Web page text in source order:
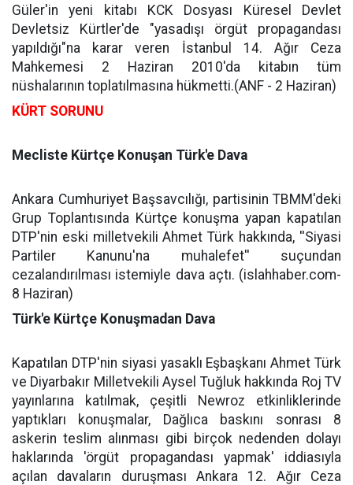
Güler'in yeni kitabı KCK Dosyası Küresel Devlet
Devletsiz Kürtler'de "yasadışı örgüt propagandası
yapıldığı"na karar veren İstanbul 14. Ağır Ceza
Mahkemesi 2 Haziran 2010'da kitabın tüm
nüshalarının toplatılmasına hükmetti.(ANF - 2 Haziran)
KÜRT SORUNU
Mecliste Kürtçe Konuşan Türk'e Dava
Ankara Cumhuriyet Başsavcılığı, partisinin TBMM'deki
Grup Toplantısında Kürtçe konuşma yapan kapatılan
DTP'nin eski milletvekili Ahmet Türk hakkında, ''Siyasi
Partiler Kanunu'na muhalefet'' suçundan
cezalandırılması istemiyle dava açtı. (islahhaber.com-
8 Haziran)
Türk'e Kürtçe Konuşmadan Dava
Kapatılan DTP'nin siyasi yasaklı Eşbaşkanı Ahmet Türk
ve Diyarbakır Milletvekili Aysel Tuğluk hakkında Roj TV
yayınlarına katılmak, çeşitli Newroz etkinliklerinde
yaptıkları konuşmalar, Dağlıca baskını sonrası 8
askerin teslim alınması gibi birçok nedenden dolayı
haklarında 'örgüt propagandası yapmak' iddiasıyla
açılan davaların duruşması Ankara 12. Ağır Ceza